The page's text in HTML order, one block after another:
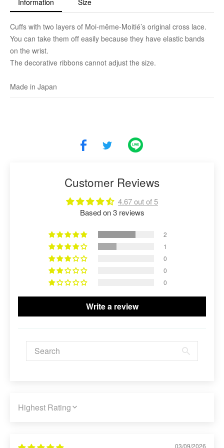
Information Size
Cuffs with two layers of Moi-même-Moitié’s original cross lace.
You can take them off easily because they have elastic bands
on the wrist.
The decorative ribbons cannot adjust the size.
Made in Japan
Customer Reviews
4.67 out of 5
Based on 3 reviews
2
1
0
0
0
Write a review
SORT BY
03/09/2026